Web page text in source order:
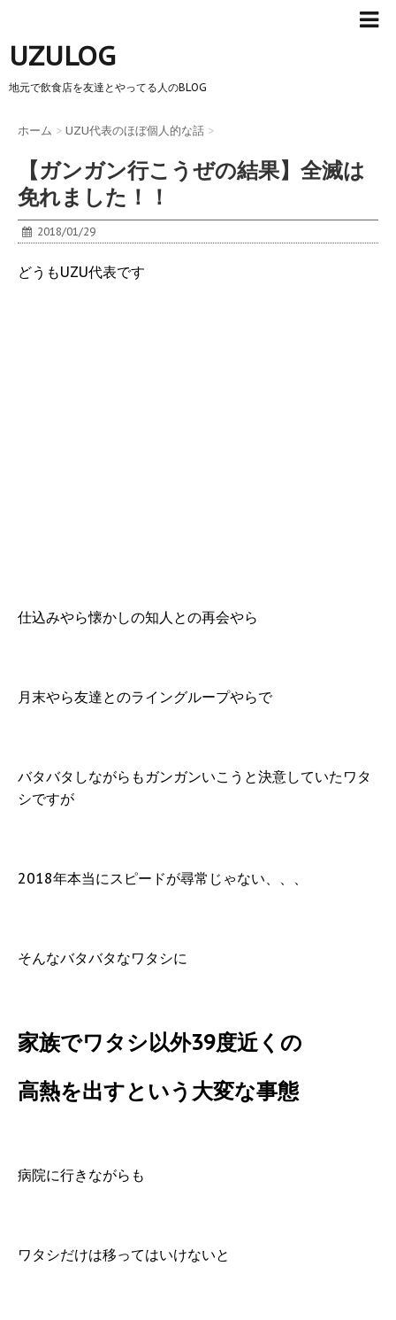
UZULOG
地元で飲食店を友達とやってる人のBLOG
ホーム > UZU代表のほぼ個人的な話 >
【ガンガン行こうぜの結果】全滅は
免れました！！
2018/01/29
どうもUZU代表です
仕込みやら懐かしの知人との再会やら
月末やら友達とのライングループやらで
バタバタしながらもガンガンいこうと決意していたワタ
シですが
2018年本当にスピードが尋常じゃない、、、
そんなバタバタなワタシに
家族でワタシ以外39度近くの
高熱を出すという大変な事態
病院に行きながらも
ワタシだけは移ってはいけないと